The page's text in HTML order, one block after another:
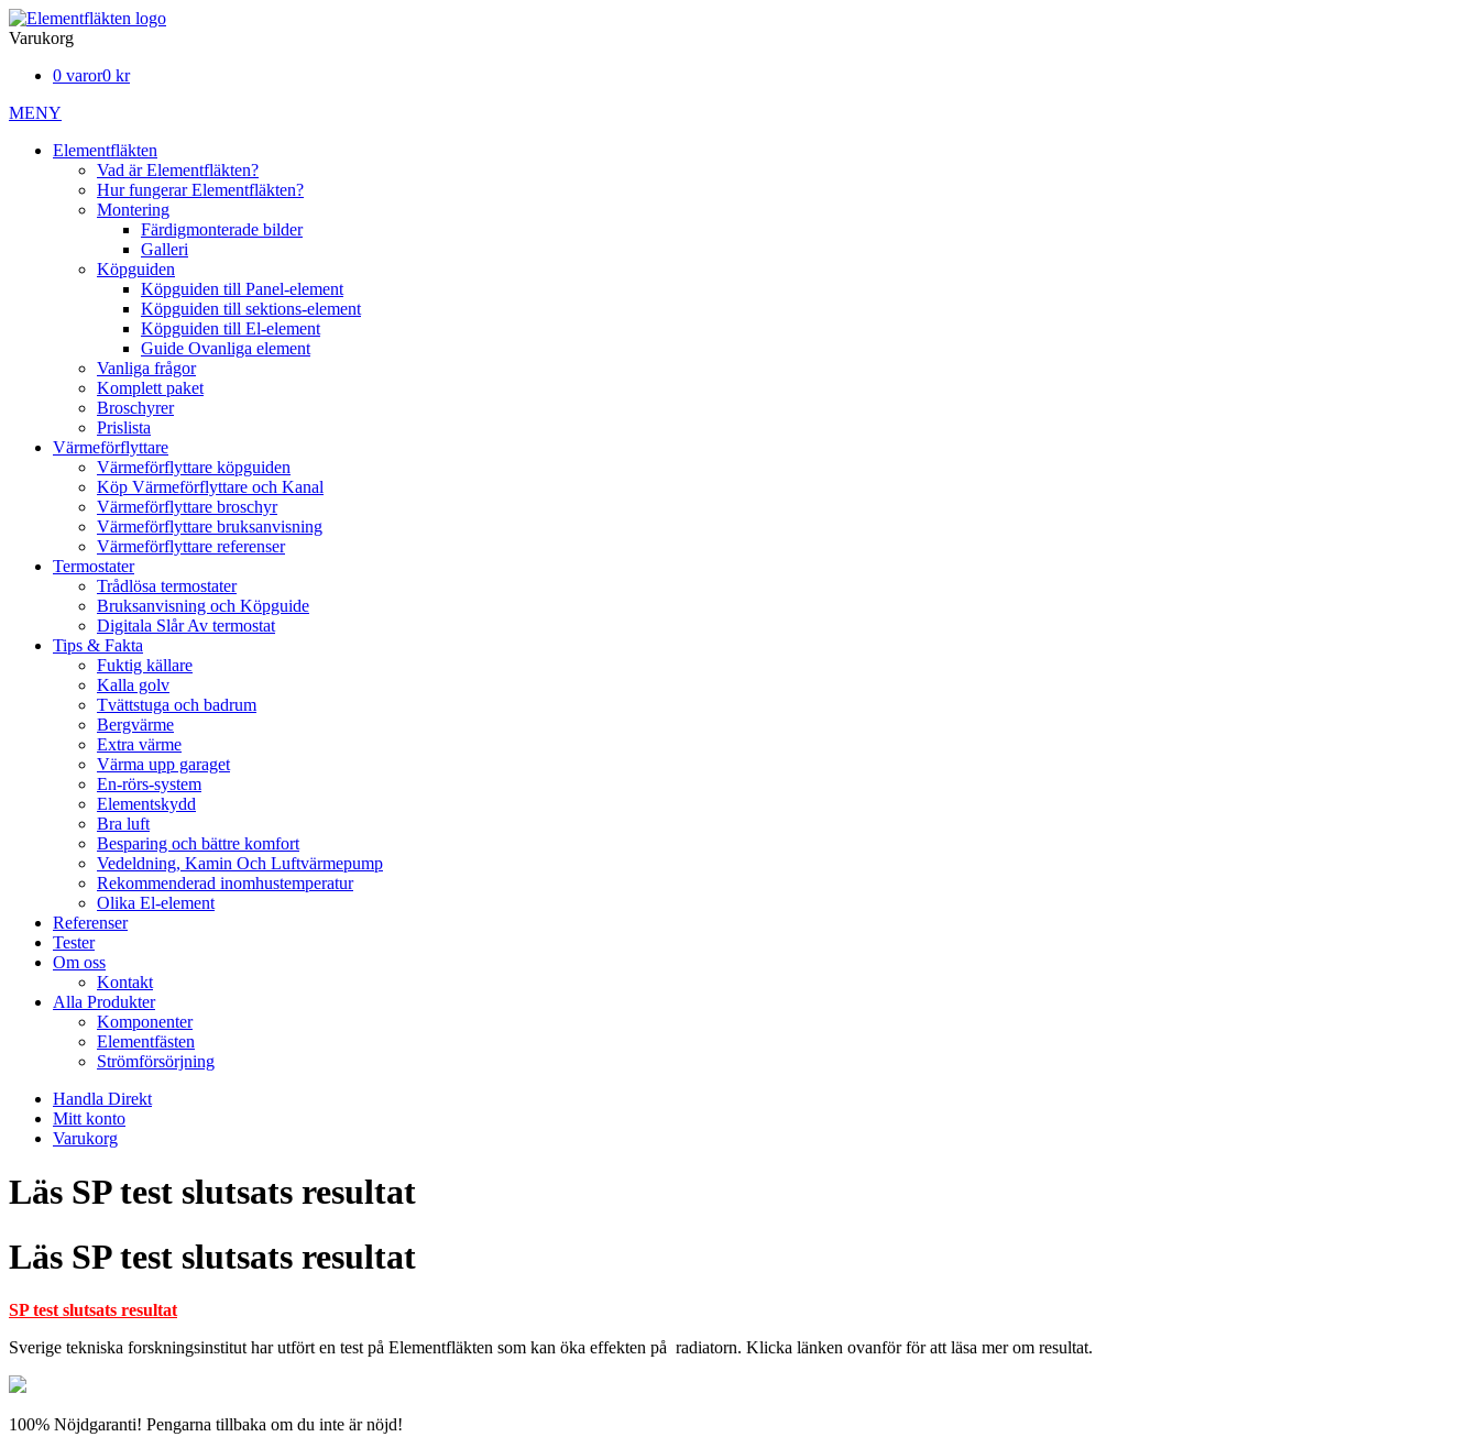
Varukorg
0 varor0 kr
MENY
Elementfläkten
Vad är Elementfläkten?
Hur fungerar Elementfläkten?
Montering
Färdigmonterade bilder
Galleri
Köpguiden
Köpguiden till Panel-element
Köpguiden till sektions-element
Köpguiden till El-element
Guide Ovanliga element
Vanliga frågor
Komplett paket
Broschyrer
Prislista
Värmeförflyttare
Värmeförflyttare köpguiden
Köp Värmeförflyttare och Kanal
Värmeförflyttare broschyr
Värmeförflyttare bruksanvisning
Värmeförflyttare referenser
Termostater
Trådlösa termostater
Bruksanvisning och Köpguide
Digitala Slår Av termostat
Tips & Fakta
Fuktig källare
Kalla golv
Tvättstuga och badrum
Bergvärme
Extra värme
Värma upp garaget
En-rörs-system
Elementskydd
Bra luft
Besparing och bättre komfort
Vedeldning, Kamin Och Luftvärmepump
Rekommenderad inomhustemperatur
Olika El-element
Referenser
Tester
Om oss
Kontakt
Alla Produkter
Komponenter
Elementfästen
Strömförsörjning
Handla Direkt
Mitt konto
Varukorg
Läs SP test slutsats resultat
Läs SP test slutsats resultat
SP test slutsats resultat
Sverige tekniska forskningsinstitut har utfört en test på Elementfläkten som kan öka effekten på radiatorn. Klicka länken ovanför för att läsa mer om resultat.
100% Nöjdgaranti! Pengarna tillbaka om du inte är nöjd!